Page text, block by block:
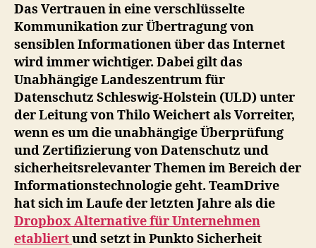
Das Vertrauen in eine verschlüsselte
Kommunikation zur Übertragung von
sensiblen Informationen über das Internet
wird immer wichtiger. Dabei gilt das
Unabhängige Landeszentrum für
Datenschutz Schleswig-Holstein (ULD) unter
der Leitung von Thilo Weichert als Vorreiter,
wenn es um die unabhängige Überprüfung
und Zertifizierung von Datenschutz und
sicherheitsrelevanter Themen im Bereich der
Informationstechnologie geht. TeamDrive
hat sich im Laufe der letzten Jahre als die
Dropbox Alternative für Unternehmen
etabliertund setzt in Punkto Sicherheit